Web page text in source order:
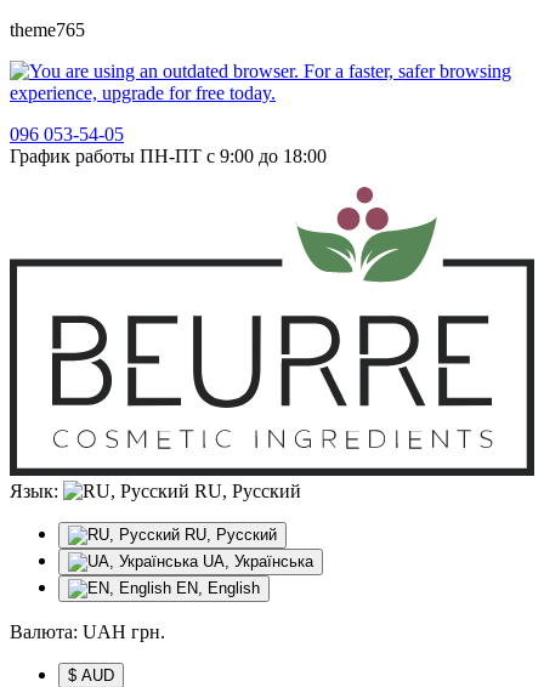
theme765
096 053-54-05
График работы ПН-ПТ с 9:00 до 18:00
Язык: RU, Русский
RU, Русский
UA, Українська
EN, English
Валюта: UAH грн.
$ AUD